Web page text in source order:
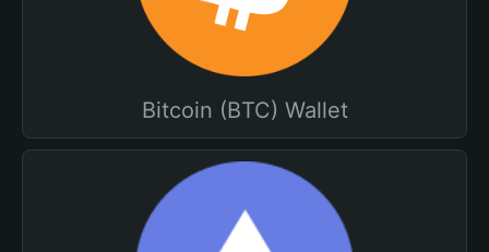
Bitcoin (BTC) Wallet